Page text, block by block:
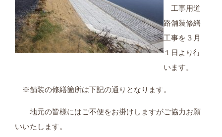
工事用道
路舗装修繕
工事を３月
１日より行
います。
※舗装の修繕箇所は下記の通りとなります。
地元の皆様にはご不便をお掛けしますがご協力お願
いいたします。